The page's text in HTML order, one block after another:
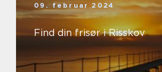
09. februar 2024
Find din frisør i Risskov